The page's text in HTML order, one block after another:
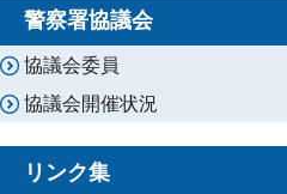
警察署協議会
協議会委員
協議会開催状況
リンク集